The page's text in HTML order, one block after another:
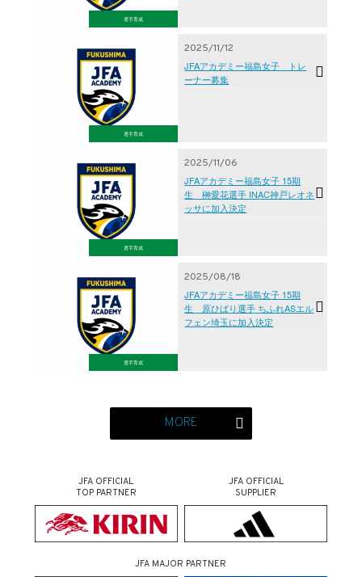
選手育成
選手育成
2025/11/12
JFAアカデミー福島女子 トレ
ーナー募集
選手育成
2025/11/06
JFAアカデミー福島女子 15期
生 榊愛花選手 INAC神戸レオネ
ッサに加入決定
選手育成
2025/08/18
JFAアカデミー福島女子 15期
生 原ひばり選手 ちふれASエル
フェン埼玉に加入決定
MORE
JFA OFFICIAL
TOP PARTNER
JFA OFFICIAL
SUPPLIER
JFA MAJOR PARTNER